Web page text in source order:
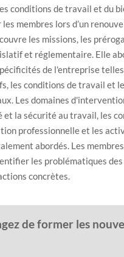
conditions de travail et du
membres lors d’un
les missions, les
et réglementaire. Elle
de l'entreprise
les conditions de travail et
Les domaines
et la sécurité au travail, les
professionnelle et les
abordés. Les membres
les problématiques
concrètes.
de former les